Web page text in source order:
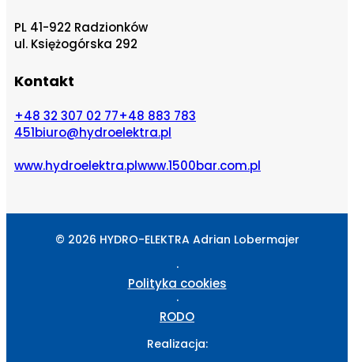
PL 41-922 Radzionków
ul. Księżogórska 292
Kontakt
+48 32 307 02 77+48 883 783
451biuro@hydroelektra.pl
www.hydroelektra.plwww.1500bar.com.pl
© 2026 HYDRO-ELEKTRA Adrian Lobermajer
·
Polityka cookies
·
RODO
Realizacja: